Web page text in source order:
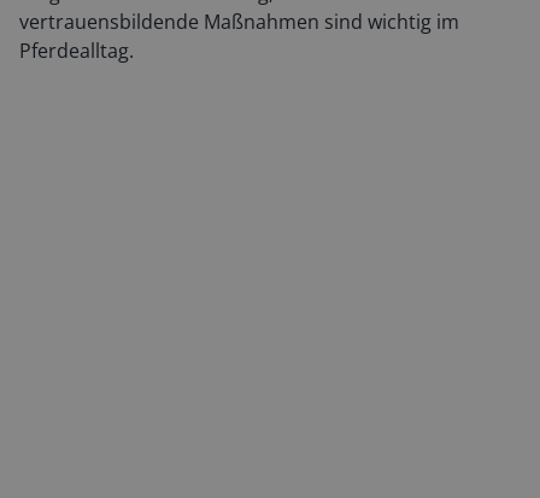
vertrauensbildende Maßnahmen sind wichtig im
Pferdealltag.